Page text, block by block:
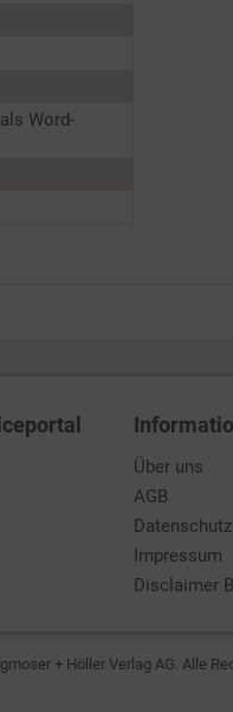
Word-
Über uns
AGB
Datenschutz
Impressum
Disclaimer
+ Höller Verlag AG. Alle